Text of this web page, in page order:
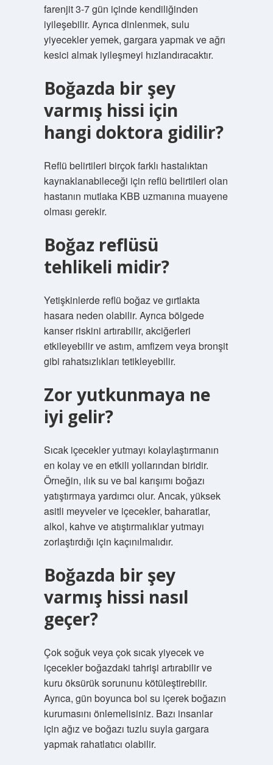
farenjit 3-7 gün içinde kendiliğinden
iyileşebilir. Ayrıca dinlenmek, sulu
yiyecekler yemek, gargara yapmak ve ağrı
kesici almak iyileşmeyi hızlandıracaktır.
Boğazda bir şey
varmış hissi için
hangi doktora gidilir?
Reflü belirtileri birçok farklı hastalıktan
kaynaklanabileceği için reflü belirtileri olan
hastanın mutlaka KBB uzmanına muayene
olması gerekir.
Boğaz reflüsü
tehlikeli midir?
Yetişkinlerde reflü boğaz ve gırtlakta
hasara neden olabilir. Ayrıca bölgede
kanser riskini artırabilir, akciğerleri
etkileyebilir ve astım, amfizem veya bronşit
gibi rahatsızlıkları tetikleyebilir.
Zor yutkunmaya ne
iyi gelir?
Sıcak içecekler yutmayı kolaylaştırmanın
en kolay ve en etkili yollarından biridir.
Örneğin, ılık su ve bal karışımı boğazı
yatıştırmaya yardımcı olur. Ancak, yüksek
asitli meyveler ve içecekler, baharatlar,
alkol, kahve ve atıştırmalıklar yutmayı
zorlaştırdığı için kaçınılmalıdır.
Boğazda bir şey
varmış hissi nasıl
geçer?
Çok soğuk veya çok sıcak yiyecek ve
içecekler boğazdaki tahrişi artırabilir ve
kuru öksürük sorununu kötüleştirebilir.
Ayrıca, gün boyunca bol su içerek boğazın
kurumasını önlemelisiniz. Bazı insanlar
için ağız ve boğazı tuzlu suyla gargara
yapmak rahatlatıcı olabilir.